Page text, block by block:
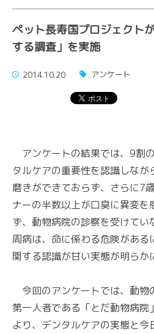
ペット長寿国プロジェクト
する調査」を実施
2014.10.20 アンケート
アンケートの結果では、9割
タルケアの重要性を認識しな
磨きができておらず、さらに7
ナーの半数以上が口臭に異変を
ず、動物病院の診察を受けてい
周病は、命に係わる危険がある
関する認識が甘い実態が明らか
今回のアンケートでは、動物
第一人者である「とだ動物病院
より、デンタルケアの実態と